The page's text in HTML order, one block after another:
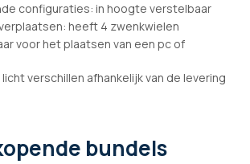
configuraties: in hoogte verstelbaar
heeft 4 zwenkwielen
voor het plaatsen van een pc of
verschillen afhankelijk van de levering
bundels